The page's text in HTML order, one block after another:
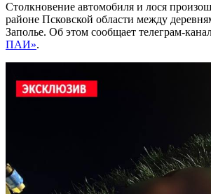
Столкновение автомобиля и лося
районе Псковской области между
Заполье. Об этом сообщает телеграм-
ПАИ».